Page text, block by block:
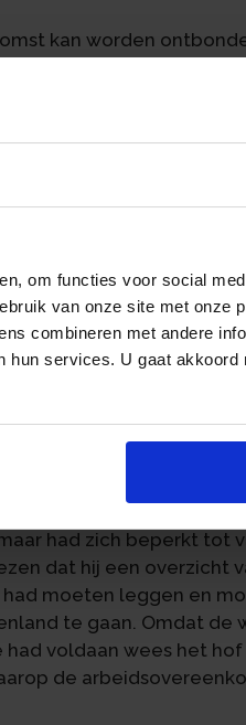
om functies voor social
van onze site met onze
combineren met andere
services. U gaat akkoord
kan worden
van de
niet mogelijk is. Er
redenen
aan de opzegtermijn
is sprake van een
capaciteiten van de
is, wordt
in een
van scholing, mogelijk
uit over het gehele
werkgever moet
te
in een procedure
te herplaatsen.
had zich beperkt tot
dat hij een overzicht
moeten leggen en
te gaan. Omdat de
voldaan wees het
de